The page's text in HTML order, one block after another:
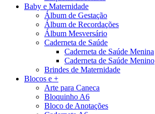
Baby e Maternidade
Álbum de Gestação
Álbum de Recordações
Álbum Mesversário
Caderneta de Saúde
Caderneta de Saúde Menina
Caderneta de Saúde Menino
Brindes de Maternidade
Blocos e +
Arte para Caneca
Bloquinho A6
Bloco de Anotações